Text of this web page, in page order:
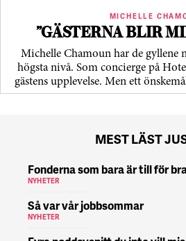
MICHELLE
”GÄSTERNA BLIR
Michelle Chamoun har de gyllene
högsta nivå. Som concierge på
gästens upp­levelse. Men ett
MEST LÄST
Fonderna som bara är till för
NYHETER
Så var vår jobbsommar
NYHETER